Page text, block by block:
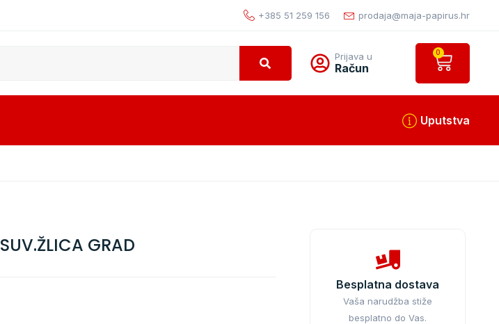
+385 51 259 156 prodaja@maja-papirus.hr
Prijava u
Račun
0
Uputstva
SUV.ŽLICA GRAD
Besplatna dostava
Vaša narudžba stiže
besplatno do Vas.